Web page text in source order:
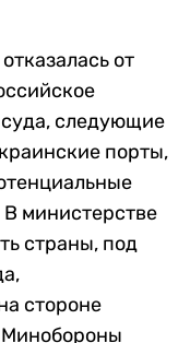
от
суда, следующие
порты,
министерстве
страны, под
стороне
Минобороны